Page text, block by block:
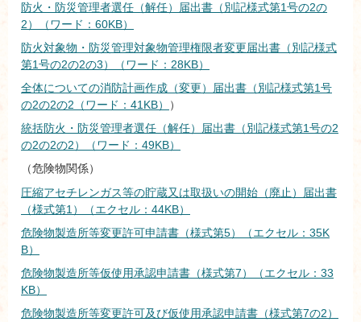
防火・防災管理者選任（解任）届出書（別記様式第1号の2の
2）（ワード：60KB）
防火対象物・防災管理対象物管理権限者変更届出書（別記様式
第1号の2の2の3）（ワード：28KB）
全体についての消防計画作成（変更）届出書（別記様式第1号
の2の2の2（ワード：41KB）
）
統括防火・防災管理者選任（解任）届出書（別記様式第1号の2
の2の2の2）（ワード：49KB）
（危険物関係）
圧縮アセチレンガス等の貯蔵又は取扱いの開始（廃止）届出書
（様式第1）（エクセル：44KB）
危険物製造所等変更許可申請書（様式第5）（エクセル：35K
B）
危険物製造所等仮使用承認申請書（様式第7）（エクセル：33
KB）
危険物製造所等変更許可及び仮使用承認申請書（様式第7の2）